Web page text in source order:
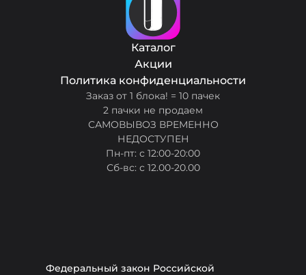
Каталог
Акции
Политика конфиденциальности
Заказ от 1 блока! = 10 пачек
2 пачки не продаем
САМОВЫВОЗ ВРЕМЕННО
НЕДОСТУПЕН
Пн-пт: с 12:00-20:00
Сб-вс: с 12.00-20.00
Федеральный закон Российской